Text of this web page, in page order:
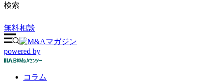
検索
無料相談
powered by
コラム